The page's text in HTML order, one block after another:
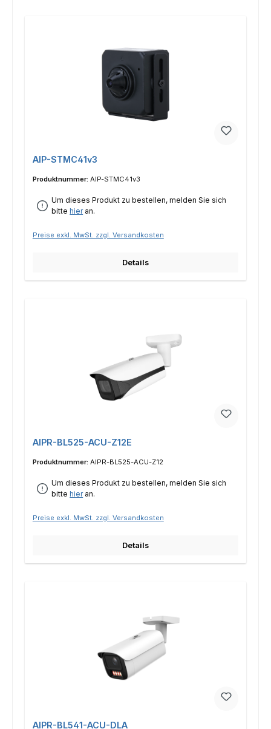
AIP-STMC41v3
Produktnummer: AIP-STMC41v3
Um dieses Produkt zu bestellen, melden Sie sich
bittehieran.
Preise exkl. MwSt. zzgl. Versandkosten
Details
AIPR-BL525-ACU-Z12E
Produktnummer: AIPR-BL525-ACU-Z12
Um dieses Produkt zu bestellen, melden Sie sich
bittehieran.
Preise exkl. MwSt. zzgl. Versandkosten
Details
AIPR-BL541-ACU-DLA